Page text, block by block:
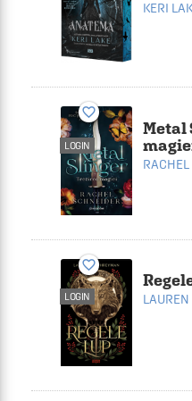
KERI
favorite_border
Metal
LOGIN
favorite_border
LOGIN